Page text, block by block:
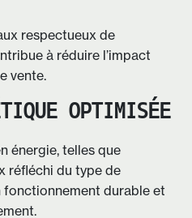
respectueux de
à réduire l’impact
vente.
OPTIMISÉE
énergie, telles que
réfléchi du type de
fonctionnement durable et